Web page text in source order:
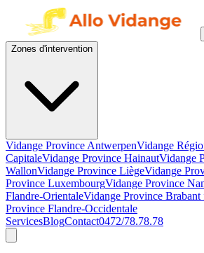
Zones d'intervention
Vidange Province AntwerpenVidange
CapitaleVidange Province HainautVidange
WallonVidange Province LiègeVidange
Province LuxembourgVidange Province
Flandre-OrientaleVidange Province Brabant
Province Flandre-Occidentale
ServicesBlogContact0472/78.78.78